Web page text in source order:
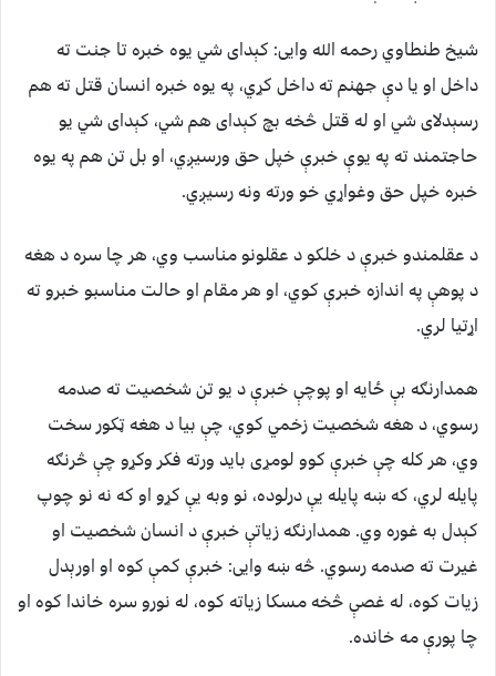
شیخ طنطاوي رحمه الله وايی: کېدای شي يوه خبره تا جنت ته
داخل او يا دې جهنم ته داخل کړي، په يوه خبره انسان قتل ته هم
رسېدلای شي او له قتل څخه بچ کېدای هم شي، کېدای شي يو
حاجتمند ته په يوې خبرې خپل حق ورسيږي، او بل تن هم په يوه
خبره خپل حق وغواړي خو ورته ونه رسيږي.
د عقلمندو خبرې د خلکو د عقلونو مناسب وي، هر چا سره د هغه
د پوهې په اندازه خبرې کوي، او هر مقام او حالت مناسبو خبرو ته
اړتيا لري.
همدارنګه بې ځايه او پوچې خبرې د يو تن شخصيت ته صدمه
رسوي، د هغه شخصيت زخمي کوي، چې بیا د هغه ټکور سخت
وي، هر کله چې خبرې کوو لومړی بايد ورته فکر وکړو چې څرنګه
پايله لري، که ښه پايله يې درلوده، نو وبه يې کړو او که نه نو چوپ
کېدل به غوره وي. همدارنګه زياتې خبرې د انسان شخصيت او
غيرت ته صدمه رسوي. څه ښه وايی: خبرې کمې کوه او اورېدل
زیات کوه، له غصې څخه مسکا زياته کوه، له نورو سره خاندا کوه او
چا پورې مه خانده.